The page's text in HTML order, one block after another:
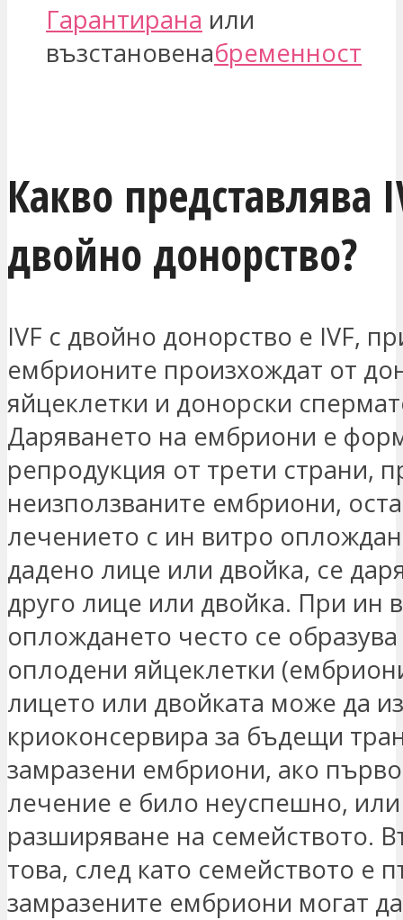
Гарантирана или
възстановенабременност
Какво представлява
двойно донорство?
IVF с двойно донорство е IVF,
ембрионите произхождат от
яйцеклетки и донорски
Даряването на ембриони е
репродукция от трети страни,
неизползваните ембриони,
лечението с ин витро
дадено лице или двойка, се
друго лице или двойка. При ин
оплождането често се
оплодени яйцеклетки
лицето или двойката може да
криоконсервира за бъдещи
замразени ембриони, ако
лечение е било неуспешно, или
разширяване на семейството.
това, след като семейството е
замразените ембриони могат